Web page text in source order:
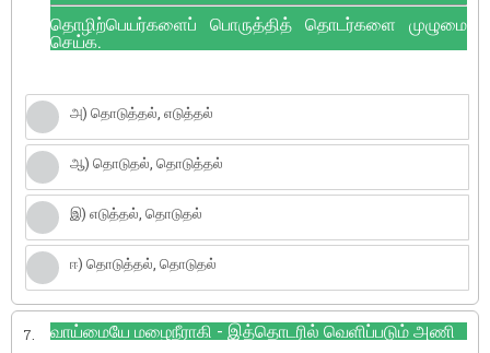
தொழிற்பெயர்களைப் பொருத்தித் தொடர்களை முழுமை
செய்க.
அ) தொடுத்தல், எடுத்தல்
ஆ) தொடுதல், தொடுத்தல்
இ) எடுத்தல், தொடுதல்
ஈ) தொடுத்தல், தொடுதல்
7. வாய்மையே மழைநீராகி - இத்தொடரில் வெளிப்படும் அணி